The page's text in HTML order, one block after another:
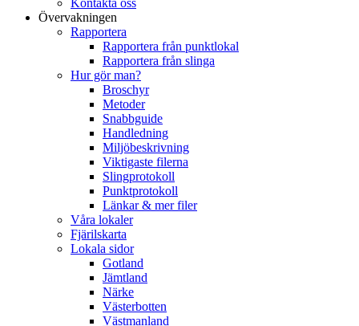
Övervakningen
Rapportera
Rapportera från punktlokal
Rapportera från slinga
Hur gör man?
Broschyr
Metoder
Snabbguide
Handledning
Miljöbeskrivning
Viktigaste filerna
Slingprotokoll
Punktprotokoll
Länkar & mer filer
Våra lokaler
Fjärilskarta
Lokala sidor
Gotland
Jämtland
Närke
Västerbotten
Västmanland